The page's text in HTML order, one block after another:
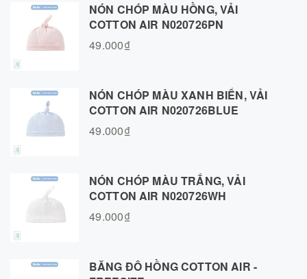
NÓN CHÓP MÀU HỒNG, VẢI
COTTON AIR N020726PN
49.000₫
NÓN CHÓP MÀU XANH BIỂN, VẢI
COTTON AIR N020726BLUE
49.000₫
NÓN CHÓP MÀU TRẮNG, VẢI
COTTON AIR N020726WH
49.000₫
BĂNG ĐÔ HỒNG COTTON AIR -